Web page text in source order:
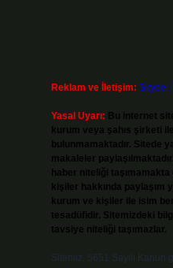
Reklam ve İletişim: Skype:
Yasal Uyarı: Bu internet
kurum veya şahıs şirketi
bulunmamaktadır. Sitede
makaleler
haber niteliği
kişiler hakkında paylaşım
kurum ve kişiler ile isim
tesadüfidir. Sitemizdeki
tavsiye niteliği taşımazlar.
Sitemiz, 5651 Sayılı